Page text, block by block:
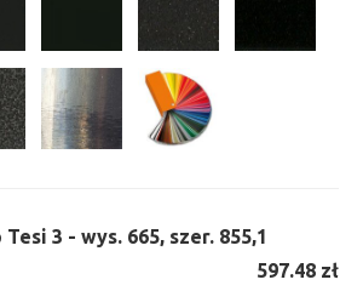
3 - wys. 665, szer. 855,1
597.48 zł